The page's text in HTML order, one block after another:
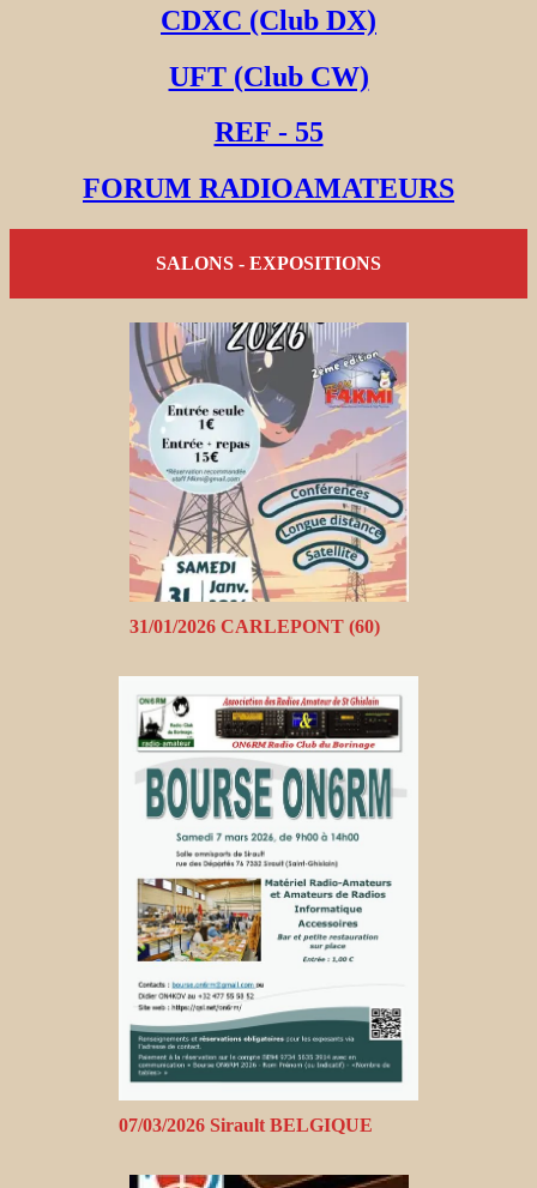
CDXC (Club DX)
UFT (Club CW)
REF - 55
FORUM RADIOAMATEURS
SALONS - EXPOSITIONS
31/01/2026 CARLEPONT (60)
07/03/2026 Sirault BELGIQUE